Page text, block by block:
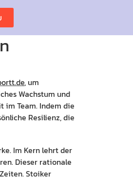
, um
Wachstum und
im Team. Indem die
Resilienz, die
Im Kern lehrt der
Dieser rationale
Stoiker